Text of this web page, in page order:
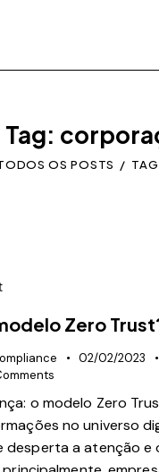
Tag:
OS POSTS
Zero
02/02/2023
o modelo Zero
no universo
desperta a atenção e